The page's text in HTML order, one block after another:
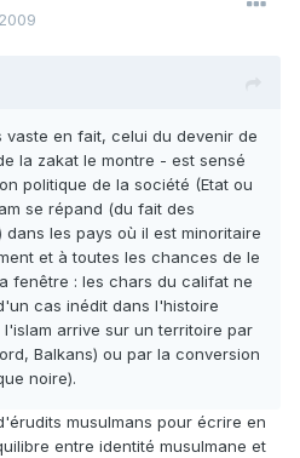
vaste en fait, celui du devenir de
la zakat le montre - est sensé
politique de la société (Etat ou
se répand (du fait des
les pays où il est minoritaire
et à toutes les chances de le
fenêtre : les chars du califat ne
cas inédit dans l'histoire
arrive sur un territoire par
Balkans) ou par la conversion
noire).
musulmans pour écrire en
entre identité musulmane et